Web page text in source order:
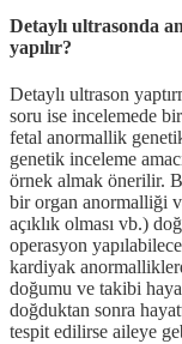
Detaylı ultrasonda
yapılır?
Detaylı ultrason
soru ise incelemede
fetal anormallik
genetik inceleme
örnek almak önerilir.
bir organ anormalliği
açıklık olması vb.)
operasyon
kardiyak
doğumu ve takibi
doğduktan sonra
tespit edilirse aileye